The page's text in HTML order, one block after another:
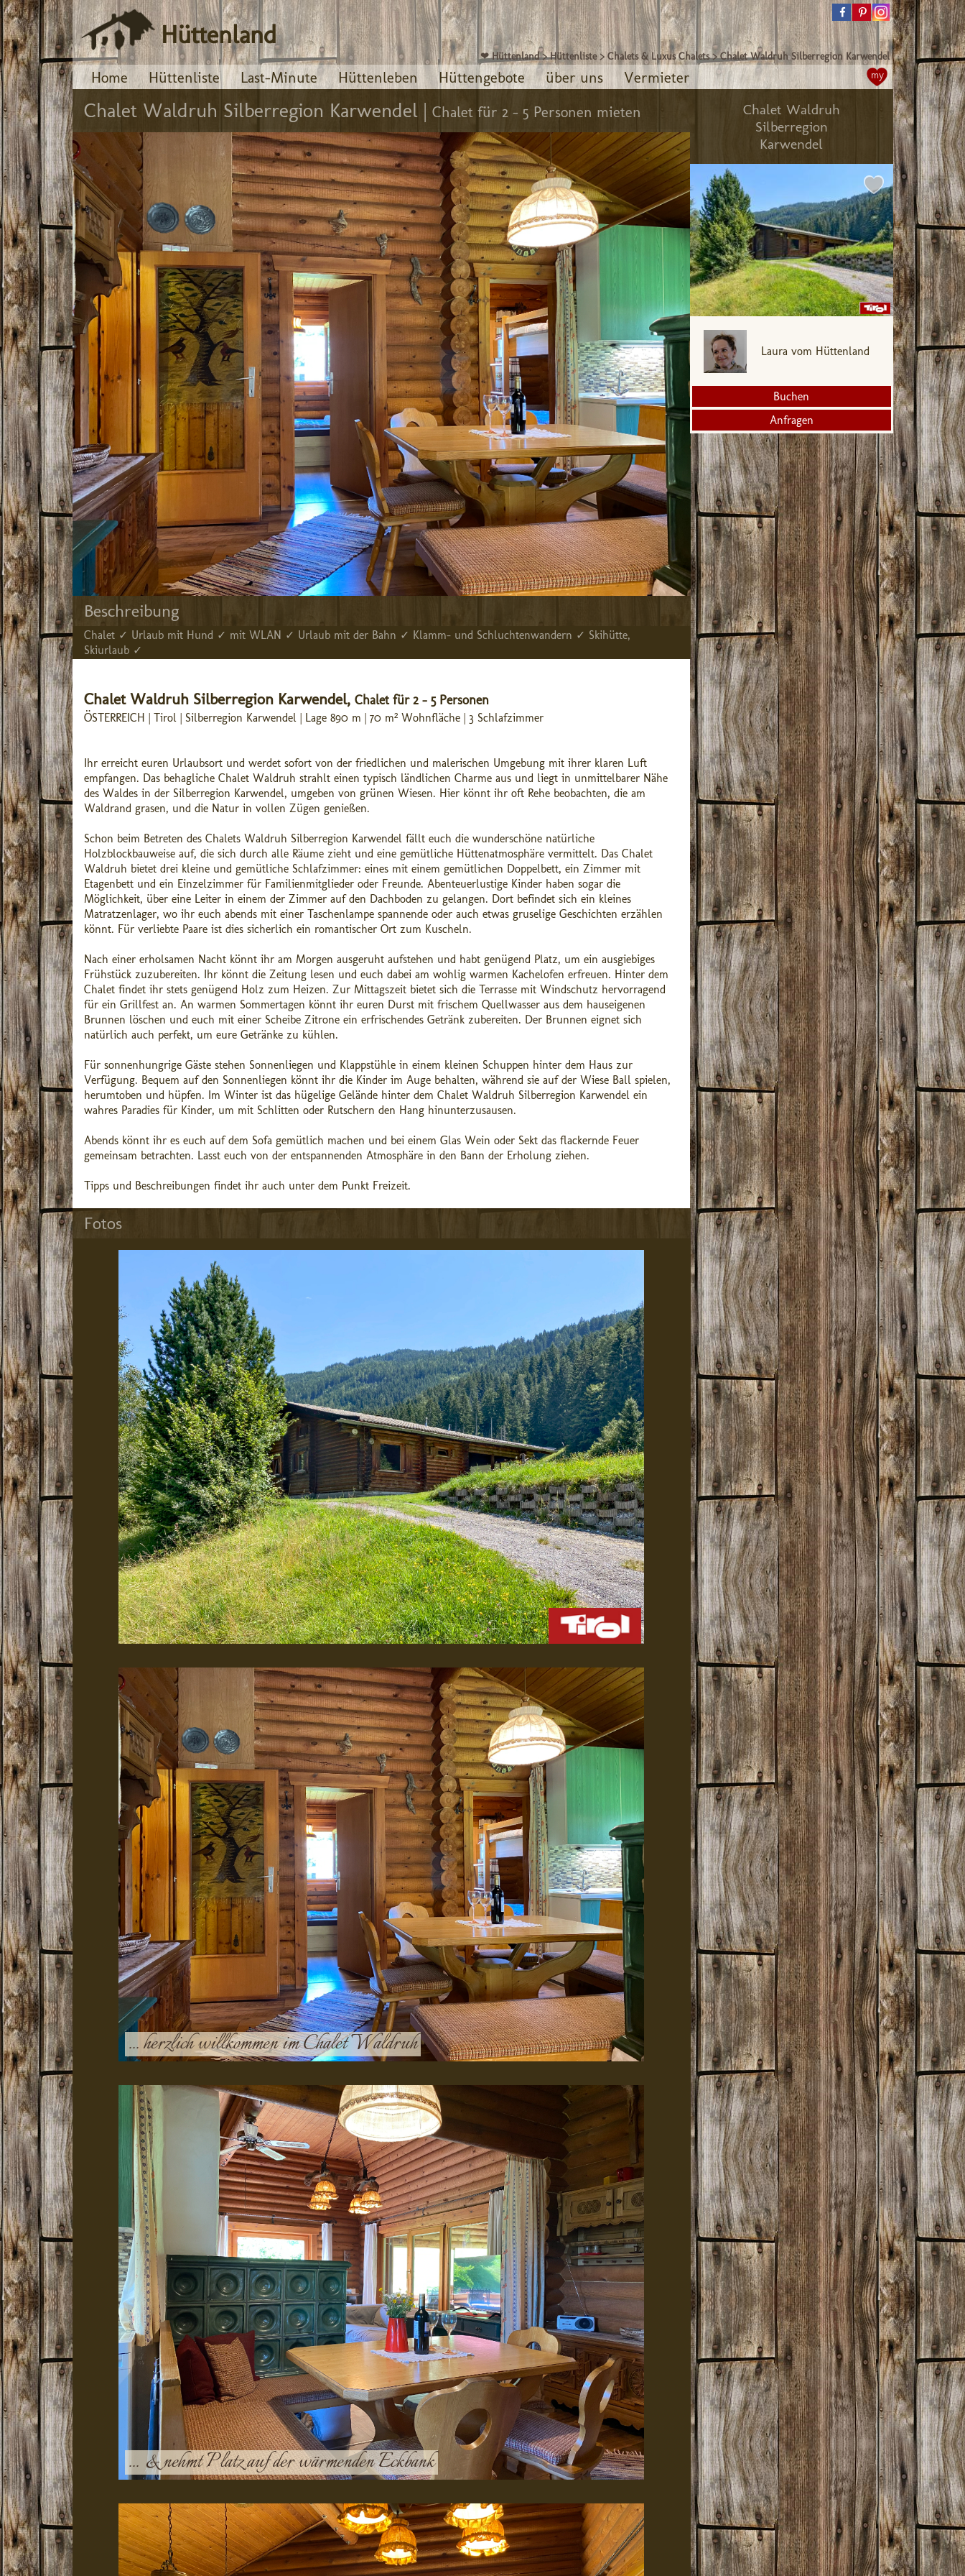
❤ Hüttenland >Hüttenliste >Chalets & Luxus Chalets >Chalet Waldruh Silberregion Karwendel
Hüttenland
Home Hüttenliste Last-Minute Hüttenleben Hüttengebote über uns Vermieter my
Chalet Waldruh Silberregion Karwendel | Chalet für 2 - 5 Personen mieten
Beschreibung
Chalet ✓ Urlaub mit Hund ✓ mit WLAN ✓ Urlaub mit der Bahn ✓ Klamm- und Schluchtenwandern ✓ Skihütte,
Skiurlaub ✓
Chalet Waldruh Silberregion Karwendel, Chalet für 2 - 5 Personen
ÖSTERREICH | Tirol | Silberregion Karwendel | Lage 890 m | 70 m² Wohnfläche | 3 Schlafzimmer
Ihr erreicht euren Urlaubsort und werdet sofort von der friedlichen und malerischen Umgebung mit ihrer klaren Luft
empfangen. Das behagliche Chalet Waldruh strahlt einen typisch ländlichen Charme aus und liegt in unmittelbarer Nähe
des Waldes in der Silberregion Karwendel, umgeben von grünen Wiesen. Hier könnt ihr oft Rehe beobachten, die am
Waldrand grasen, und die Natur in vollen Zügen genießen.
Schon beim Betreten des Chalets Waldruh Silberregion Karwendel fällt euch die wunderschöne natürliche
Holzblockbauweise auf, die sich durch alle Räume zieht und eine gemütliche Hüttenatmosphäre vermittelt. Das Chalet
Waldruh bietet drei kleine und gemütliche Schlafzimmer: eines mit einem gemütlichen Doppelbett, ein Zimmer mit
Etagenbett und ein Einzelzimmer für Familienmitglieder oder Freunde. Abenteuerlustige Kinder haben sogar die
Möglichkeit, über eine Leiter in einem der Zimmer auf den Dachboden zu gelangen. Dort befindet sich ein kleines
Matratzenlager, wo ihr euch abends mit einer Taschenlampe spannende oder auch etwas gruselige Geschichten erzählen
könnt. Für verliebte Paare ist dies sicherlich ein romantischer Ort zum Kuscheln.
Nach einer erholsamen Nacht könnt ihr am Morgen ausgeruht aufstehen und habt genügend Platz, um ein ausgiebiges
Frühstück zuzubereiten. Ihr könnt die Zeitung lesen und euch dabei am wohlig warmen Kachelofen erfreuen. Hinter dem
Chalet findet ihr stets genügend Holz zum Heizen. Zur Mittagszeit bietet sich die Terrasse mit Windschutz hervorragend
für ein Grillfest an. An warmen Sommertagen könnt ihr euren Durst mit frischem Quellwasser aus dem hauseigenen
Brunnen löschen und euch mit einer Scheibe Zitrone ein erfrischendes Getränk zubereiten. Der Brunnen eignet sich
natürlich auch perfekt, um eure Getränke zu kühlen.
Für sonnenhungrige Gäste stehen Sonnenliegen und Klappstühle in einem kleinen Schuppen hinter dem Haus zur
Verfügung. Bequem auf den Sonnenliegen könnt ihr die Kinder im Auge behalten, während sie auf der Wiese Ball spielen,
herumtoben und hüpfen. Im Winter ist das hügelige Gelände hinter dem Chalet Waldruh Silberregion Karwendel ein
wahres Paradies für Kinder, um mit Schlitten oder Rutschern den Hang hinunterzusausen.
Abends könnt ihr es euch auf dem Sofa gemütlich machen und bei einem Glas Wein oder Sekt das flackernde Feuer
gemeinsam betrachten. Lasst euch von der entspannenden Atmosphäre in den Bann der Erholung ziehen.
Tipps und Beschreibungen findet ihr auch unter dem Punkt Freizeit.
Fotos
... herzlich willkommen im Chalet Waldruh
... & nehmt Platz auf der wärmenden Eckbank
Chalet Waldruh
Silberregion
Karwendel
Laura vom Hüttenland
Buchen
Anfragen